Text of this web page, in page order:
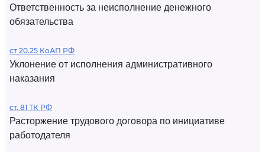
Ответственность за неисполнение денежного
обязательства
ст 20.25 КоАП РФ
Уклонение от исполнения административного
наказания
ст. 81 ТК РФ
Расторжение трудового договора по инициативе
работодателя